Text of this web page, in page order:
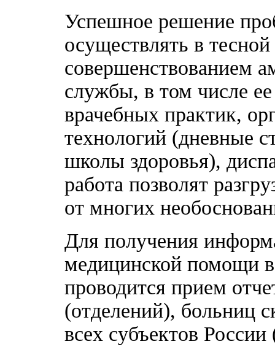
Успешное решение
осуществлять в
совершенствованием
службы, в том числе
врачебных практик,
технологий (дневные
школы здоровья),
работа позволят
от многих
Для получения
медицинской помощи
проводится прием
(отделений), больниц
всех субъектов России